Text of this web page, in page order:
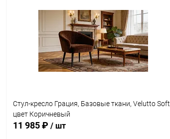
Стул-кресло Грация, Базовые ткани, Velutto Soft
цвет Коричневый
11 985 ₽ / шт